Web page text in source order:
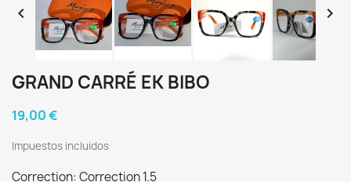
 
GRAND CARRÉ EK BIBO
19,00 €
Impuestos incluidos
Correction: Correction 1.5